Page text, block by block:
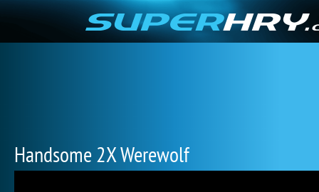
Handsome 2X Werewolf